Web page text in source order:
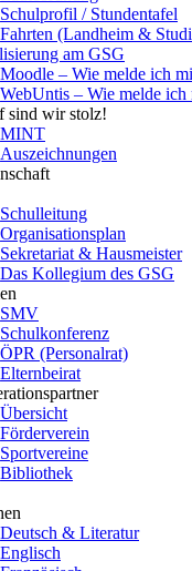
Schulprofil / Stundentafel
Fahrten (Landheim &
am GSG
Moodle – Wie melde ich
WebUntis – Wie melde ich
sind wir stolz!
MINT
Auszeichnungen
Schulleitung
Organisationsplan
Sekretariat & Hausmeister
Das Kollegium des GSG
SMV
Schulkonferenz
ÖPR (Personalrat)
Elternbeirat
Übersicht
Förderverein
Sportvereine
Bibliothek
Deutsch & Literatur
Englisch